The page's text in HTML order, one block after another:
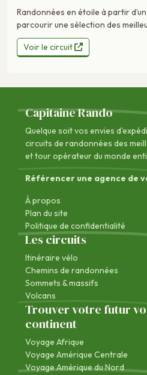
Randonnées en étoile à partir
parcourir une sélection des
Voir le circuit
Capitaine Rando
Quelque soit vos envies
circuits de randonnées des
et tour opérateur du monde
Référencer une agence de
À propos
Plan du site
Politique de confidentialité
Les circuits
Itinéraire vélo
Chemins de randonnées
Sommets & massifs
Volcans
Trouver votre futur
continent
Voyage Afrique
Voyage Amérique Centrale
Voyage Amérique du Nord